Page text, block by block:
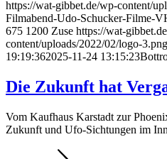
https://wat-gibbet.de/wp-content/
Filmabend-Udo-Schucker-Filme-
675 1200 Zuse https://wat-
content/uploads/2022/02/logo-3.png
19:19:362025-11-24 13:15:23
Die Zukunft hat
Vom Kaufhaus Karstadt zur
Zukunft und Ufo-Sichtungen im